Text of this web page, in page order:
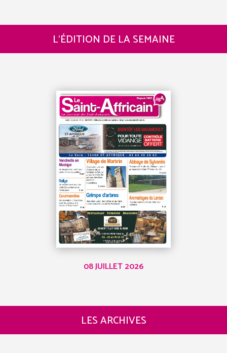
L’ÉDITION DE LA SEMAINE
08 JUILLET 2026
LES ARCHIVES